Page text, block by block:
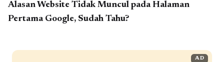
Alasan Website Tidak Muncul pada Halaman
Pertama Google, Sudah Tahu?
AD